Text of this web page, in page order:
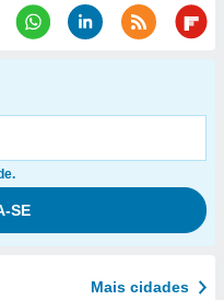
Mais cidades